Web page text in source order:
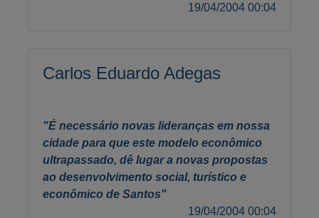
19/04/2004 00:04
Carlos Eduardo Adegas
"É necessário novas lideranças em nossa
cidade para que este modelo econômico
ultrapassado, dê lugar a novas propostas
ao desenvolvimento social, turístico e
econômico de Santos"
19/04/2004 00:04